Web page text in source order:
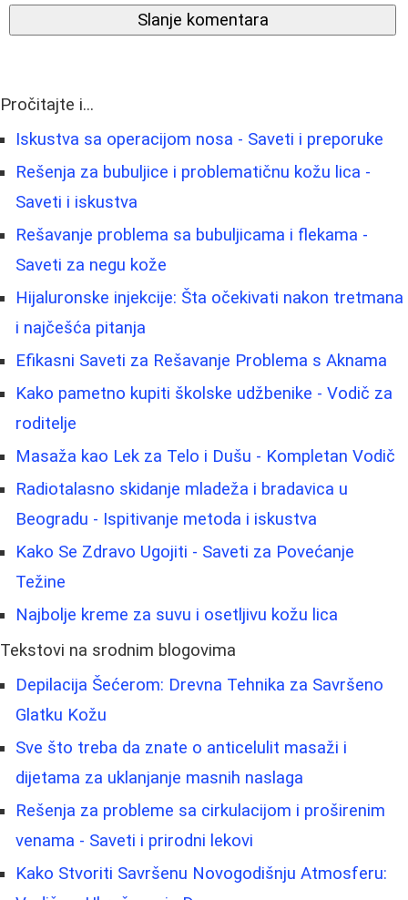
Slanje komentara
Pročitajte i...
Iskustva sa operacijom nosa - Saveti i preporuke
Rešenja za bubuljice i problematičnu kožu lica -
Saveti i iskustva
Rešavanje problema sa bubuljicama i flekama -
Saveti za negu kože
Hijaluronske injekcije: Šta očekivati nakon tretmana
i najčešća pitanja
Efikasni Saveti za Rešavanje Problema s Aknama
Kako pametno kupiti školske udžbenike - Vodič za
roditelje
Masaža kao Lek za Telo i Dušu - Kompletan Vodič
Radiotalasno skidanje mladeža i bradavica u
Beogradu - Ispitivanje metoda i iskustva
Kako Se Zdravo Ugojiti - Saveti za Povećanje
Težine
Najbolje kreme za suvu i osetljivu kožu lica
Tekstovi na srodnim blogovima
Depilacija Šećerom: Drevna Tehnika za Savršeno
Glatku Kožu
Sve što treba da znate o anticelulit masaži i
dijetama za uklanjanje masnih naslaga
Rešenja za probleme sa cirkulacijom i proširenim
venama - Saveti i prirodni lekovi
Kako Stvoriti Savršenu Novogodišnju Atmosferu: